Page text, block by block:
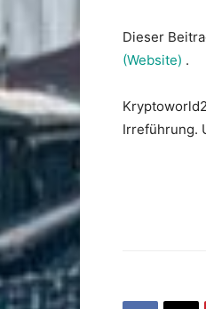
Dieser
(Website) .
Irreführung.